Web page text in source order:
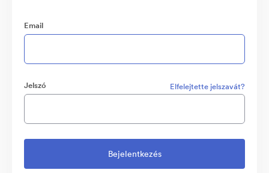
Email
Jelszó Elfelejtette jelszavát?